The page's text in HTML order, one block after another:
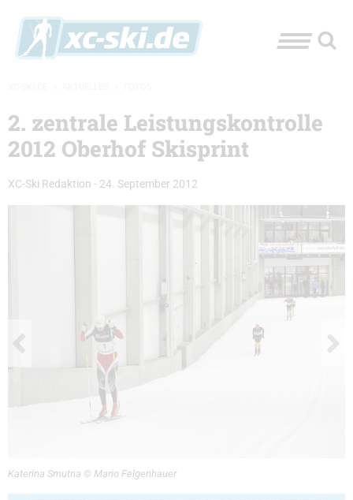
2. zentrale Leistungskontrolle
2012 Oberhof Skisprint
XC-Ski Redaktion - 24. September 2012
Katerina Smutna © Mario Felgenhauer